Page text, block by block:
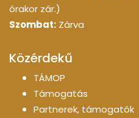
órakor zár.)
Szombat: Zárva
Közérdekű
TÁMOP
Támogatás
Partnerek, támogatók